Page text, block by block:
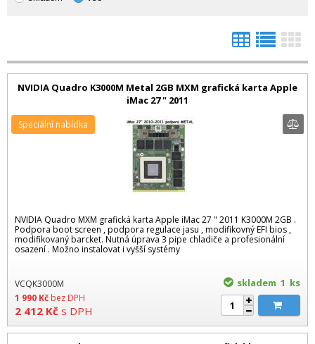
NVIDIA Quadro K3000M Metal 2GB MXM grafická karta Apple
iMac 27 " 2011
NVIDIA Quadro MXM grafická karta Apple iMac 27 " 2011 K3000M 2GB .
Podpora boot screen , podpora regulace jasu , modifikovný EFI bios ,
modifikovaný barcket. Nutná úprava 3 pipe chladiče a profesionální
osazení . Možno instalovat i vyšší systémy
Speciální nabídka
skladem 1 ks
VCQK3000M
1 990 Kč bez DPH
2 412 Kč s DPH